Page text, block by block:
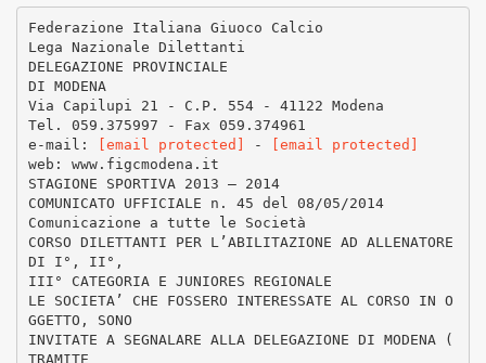
Federazione Italiana Giuoco Calcio
Lega Nazionale Dilettanti
DELEGAZIONE PROVINCIALE
DI MODENA
Via Capilupi 21 - C.P. 554 - 41122 Modena
Tel. 059.375997 - Fax 059.374961
e-mail:
[email protected] -
[email protected]
web: www.figcmodena.it
STAGIONE SPORTIVA 2013 – 2014
COMUNICATO UFFICIALE n. 45 del 08/05/2014
Comunicazione a tutte le Società
CORSO DILETTANTI PER L’ABILITAZIONE AD ALLENATORE
DI I°, II°,
III° CATEGORIA E JUNIORES REGIONALE
LE SOCIETA’ CHE FOSSERO INTERESSATE AL CORSO IN O
GGETTO, SONO
INVITATE A SEGNALARE ALLA DELEGAZIONE DI MODENA (
TRAMITE